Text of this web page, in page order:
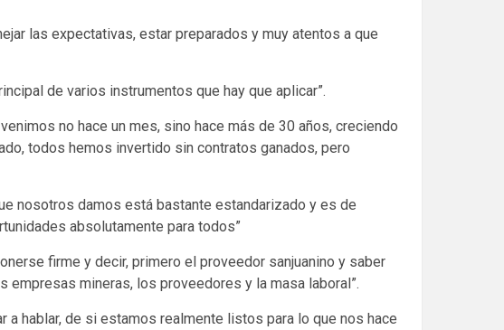
las expectativas, estar preparados y muy atentos a que
de varios instrumentos que hay que aplicar”.
no hace un mes, sino hace más de 30 años, creciendo
todos hemos invertido sin contratos ganados, pero
nosotros damos está bastante estandarizado y es de
absolutamente para todos”
firme y decir, primero el proveedor sanjuanino y saber
empresas mineras, los proveedores y la masa laboral”.
hablar, de si estamos realmente listos para lo que nos hace